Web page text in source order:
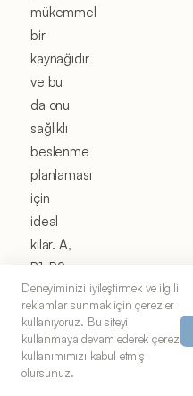
mükemmel
bir
kaynağıdır
ve bu
da onu
sağlıklı
beslenme
planlaması
için
ideal
kılar. A,
B1, B2,
B6,
B12 ve
D
vitaminleri
Deneyiminizi iyileştirmek ve ilgili
reklamlar sunmak için çerezler
kullanıyoruz. Bu siteyi
kullanmaya devam ederek çerez
kullanımımızı kabul etmiş
olursunuz.